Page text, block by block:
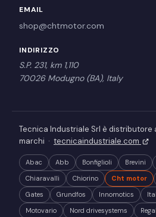
EMAIL
shop@chtmotor.com
INDIRIZZO
S.P. 231, km 1,110
70026 Modugno (BA), Italy
Tecnica Industriale Srl è
marchi · tecnicaindustriale.com
Abac Abb Bonfiglioli Brevini
Chiaravalli
Chiorino Cht motor
Gates
Grundfos Innomotics
Motovario
Nord drivesystems